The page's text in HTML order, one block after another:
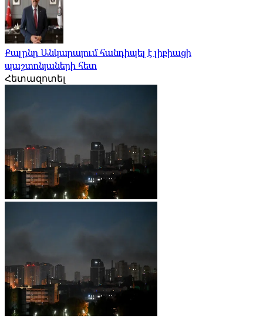
Քալընը Անկարայում հանդիպել է լիբիացի
պաշտոնյաների հետ
Հետազոտել